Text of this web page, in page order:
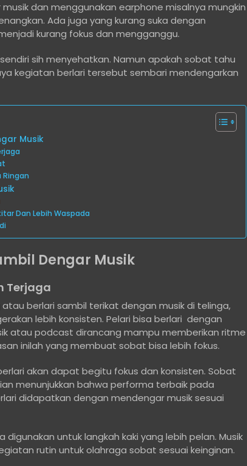
dan menggunakan earphone misalnya mungkin
Ada juga yang kurang suka dengan
kurang fokus dan mengganggu.
sih menyehatkan. Namun apakah sobat tahu
kegiatan berlari tersebut sembari mendengarkan
Musik
Ringan
Dan Lebih Waspada
Dengar Musik
Terjaga
berlari sambil terikat dengan musik di telinga,
lebih konsisten. Pelari bisa berlari dengan
atau podcast dirancang mampu memberikan ritme
inilah yang membuat sobat bisa lebih fokus.
akan dapat begitu fokus dan konsisten. Sobat
menunjukkan bahwa performa terbaik pada
didapatkan dengan mendengar musik sesuai
untuk langkah kaki yang lebih pelan. Musik
rutin untuk olahraga sobat sesuai keinginan.